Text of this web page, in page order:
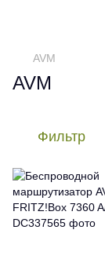
AVM
AVM
Фильтр